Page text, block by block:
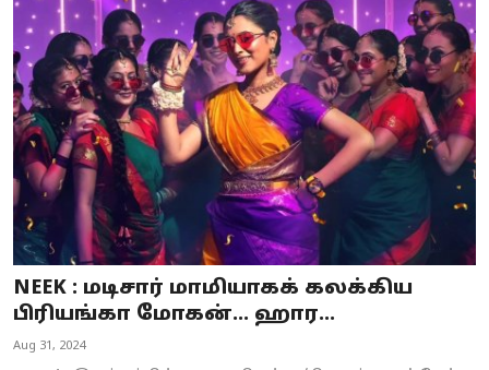
NEEK : மடிசார் மாமியாகக் கலக்கிய
பிரியங்கா மோகன்... ஹார...
Aug 31, 2024